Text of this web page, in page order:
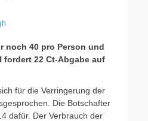
noch 40 pro Person und
fordert 22 Ct-Abgabe auf
für die Verringerung der
Die Botschafter
dafür. Der Verbrauch der